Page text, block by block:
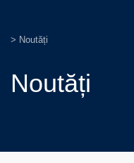
> Noutăți
Noutăți